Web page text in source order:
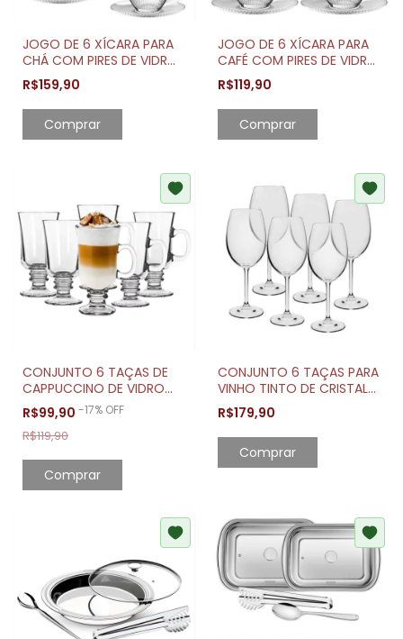
JOGO DE 6 XÍCARA PARA
CHÁ COM PIRES DE VIDRO
GRAFFIATO 230ML BORDA
DOURADA
R$159,90
JOGO DE 6 XÍCARA PARA
CAFÉ COM PIRES DE VIDRO
GRAFFIATO 90ML BORDA
DOURAD
R$119,90
CONJUNTO 6 TAÇAS DE
CAPPUCCINO DE VIDRO
COM ALÇA E PÉ 250ML
R$99,90 -17% OFF
R$119,90
Comprar
CONJUNTO 6 TAÇAS PARA
VINHO TINTO DE CRISTAL
GASTRO 450ML
R$179,90
Comprar